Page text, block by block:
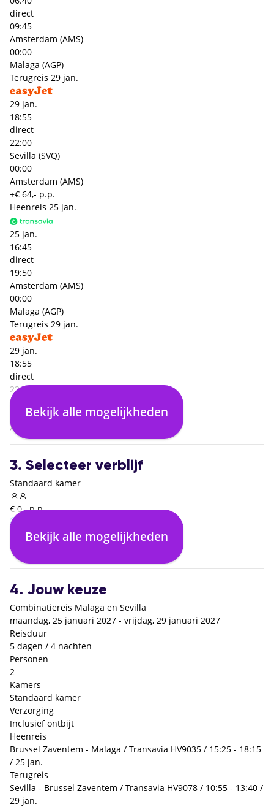
direct
09:45
Amsterdam (AMS)
00:00
Malaga (AGP)
Terugreis 29 jan.
29 jan.
18:55
direct
22:00
Sevilla (SVQ)
00:00
Amsterdam (AMS)
+€ 64,- p.p.
Heenreis 25 jan.
25 jan.
16:45
direct
19:50
Amsterdam (AMS)
00:00
Malaga (AGP)
Terugreis 29 jan.
29 jan.
18:55
direct
22:00
Sevilla (SVQ)
00:00
Amsterdam (AMS)
Bekijk alle mogelijkheden
3. Selecteer verblijf
Standaard kamer
€ 0,- p.p.
Inclusief ontbijt
€ 0,- p.p.
Bekijk alle mogelijkheden
4. Jouw keuze
Combinatiereis Malaga en Sevilla
maandag, 25 januari 2027 - vrijdag, 29 januari 2027
Reisduur
5 dagen / 4 nachten
Personen
2
Kamers
Standaard kamer
Verzorging
Inclusief ontbijt
Heenreis
Brussel Zaventem - Malaga / Transavia HV9035 / 15:25 - 18:15
/ 25 jan.
Terugreis
Sevilla - Brussel Zaventem / Transavia HV9078 / 10:55 - 13:40 /
29 jan.